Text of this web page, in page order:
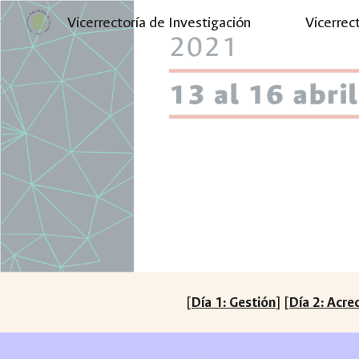
Vicerrectoría de Investigación
[Día 1: Gestión] [Día 2: